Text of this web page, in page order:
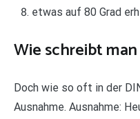
etwas auf 80 Grad
Wie schreibt
Doch wie so oft in der
Ausnahme. Ausnahme: